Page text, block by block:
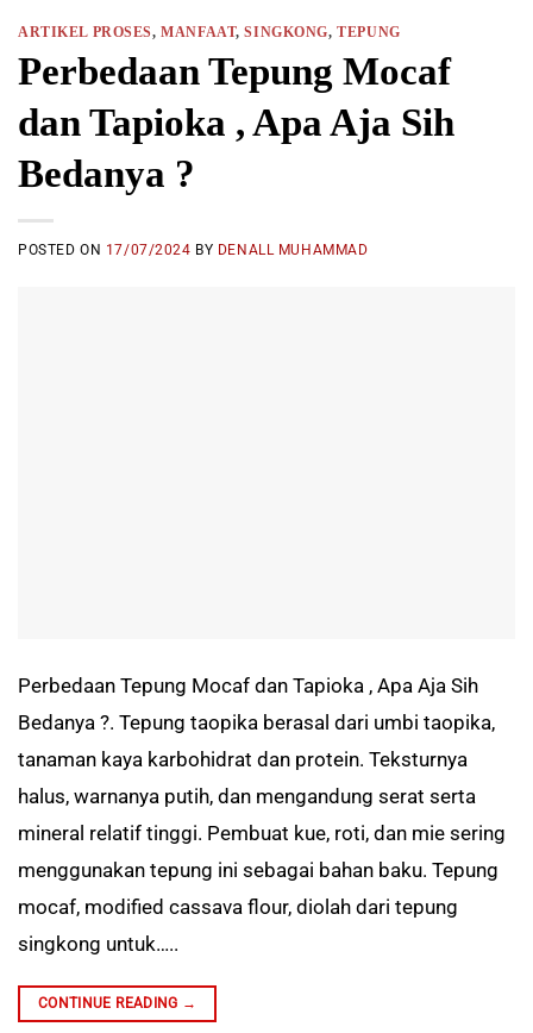
ARTIKEL PROSES,MANFAAT,SINGKONG,TEPUNG
Perbedaan Tepung Mocaf
dan Tapioka , Apa Aja Sih
Bedanya ?
POSTED ON 17/07/2024 BY DENALL MUHAMMAD
Perbedaan Tepung Mocaf dan Tapioka , Apa Aja Sih
Bedanya ?. Tepung taopika berasal dari umbi taopika,
tanaman kaya karbohidrat dan protein. Teksturnya
halus, warnanya putih, dan mengandung serat serta
mineral relatif tinggi. Pembuat kue, roti, dan mie sering
menggunakan tepung ini sebagai bahan baku. Tepung
mocaf, modified cassava flour, diolah dari tepung
singkong untuk…..
CONTINUE READING →